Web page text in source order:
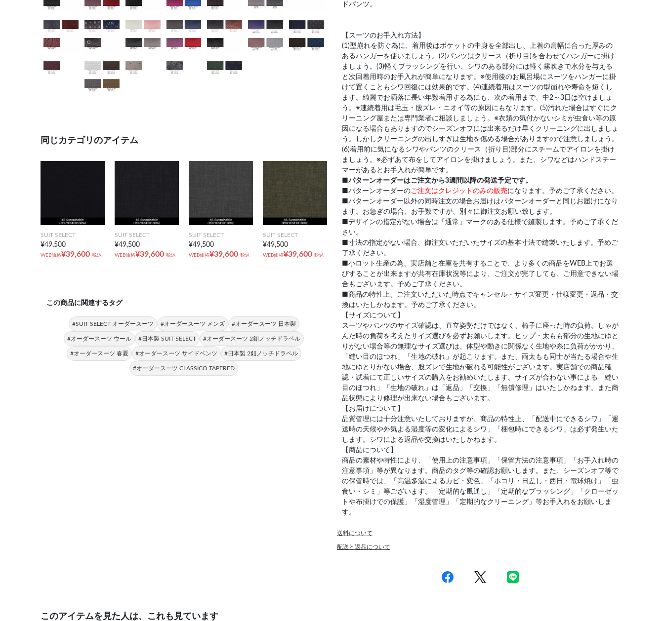
同じカテゴリのアイテム
SUIT SELECT
¥49,500
WEB価格¥39,600 税込
SUIT SELECT
¥49,500
WEB価格¥39,600 税込
SUIT SELECT
¥49,500
WEB価格¥39,600 税込
SUIT SELECT
¥49,500
WEB価格¥39,600 税込
この商品に関連するタグ
#SUIT SELECT オーダースーツ #オーダースーツ メンズ #オーダースーツ 日本製
#オーダースーツ ウール #日本製 SUIT SELECT #オーダースーツ 2釦ノッチドラペル
#オーダースーツ 春夏 #オーダースーツ サイドベンツ #日本製 2釦ノッチドラペル
#オーダースーツ CLASSICO TAPERED
ドパンツ。
【スーツのお手入れ方法】
(1)型崩れを防ぐ為に、着用後はポケットの中身を全部出し、上着の肩幅に合った厚みの
あるハンガーを使いましょう。(2)パンツはクリース（折り目)を合わせてハンガーに掛け
ましょう。(3)軽くブラッシングを行い、シワのある部分には軽く霧吹きで水分を与える
と次回着用時のお手入れが簡単になります。※使用後のお風呂場にスーツをハンガーに掛
けて置くこともシワ回復には効果的です。(4)連続着用はスーツの型崩れや寿命を短くし
ます。綺麗でお洒落に長い年数着用する為にも、次の着用まで、中2～3日は空けましょ
う。※連続着用は毛玉・股ズレ・ニオイ等の原因にもなります。(5)汚れた場合はすぐにク
リーニング屋または専門業者に相談しましょう。※衣類の気付かないシミが虫食い等の原
因になる場合もありますのでシーズンオフには出来るだけ早くクリーニングに出しましょ
う。しかしクリーニングの出しすぎは生地を傷める場合がありますので注意しましょう。
(6)着用前に気になるシワやパンツのクリース（折り目)部分にスチームでアイロンを掛け
ましょう。※必ずあて布をしてアイロンを掛けましょう。また、シワなどはハンドスチー
マーがあるとお手入れが簡単です。
パターンオーダーはご注文から3週間以降の発送予定です。
■パターンオーダーのご注文はクレジットのみの販売になります。予めご了承ください。
■パターンオーダー以外の同時注文の場合お届けはパターンオーダーと同じお届けになり
ます。お急ぎの場合、お手数ですが、別々に御注文お願い致します。
■デザインの指定がない場合は「通常」マークのある仕様で縫製します。予めご了承くだ
さい。
■寸法の指定がない場合、御注文いただいたサイズの基本寸法で縫製いたします。予めご
了承ください。
■小ロット生産の為、実店舗と在庫を共有することで、より多くの商品をWEB上でお選
びすることが出来ますが共有在庫状況等により、ご注文が完了しても、ご用意できない場
合もございます。予めご了承ください。
■商品の特性上、ご注文いただいた時点でキャンセル・サイズ変更・仕様変更・返品・交
換はいたしかねます。予めご了承ください。
【サイズについて】
スーツやパンツのサイズ確認は、直立姿勢だけではなく、椅子に座った時の負荷。しゃが
んだ時の負荷を考えたサイズ選びを必ずお願いします。ヒップ・太もも部分の生地にゆと
りがない場合等の無理なサイズ選びは、体型や動きに関係なく生地や糸に負荷がかかり、
「縫い目のほつれ」「生地の破れ」が起こります。また、両太もも同士が当たる場合や生
地にゆとりがない場合、股ズレで生地が破れる可能性がございます。実店舗での商品確
認・試着にて正しいサイズの購入をお勧めいたします。サイズが合わない事による「縫い
目のほつれ」「生地の破れ」は「返品」「交換」「無償修理」はいたしかねます。また商
品状態により修理が出来ない場合もございます。
【お届けについて】
品質管理には十分注意いたしておりますが、商品の特性上、「配送中にできるシワ」「運
送時の天候や外気よる湿度等の変化によるシワ」「梱包時にできるシワ」は必ず発生いた
します。シワによる返品や交換はいたしかねます。
【商品について】
商品の素材や特性により、「使用上の注意事項」「保管方法の注意事項」「お手入れ時の
注意事項」等が異なります。商品のタグ等の確認お願いします。また、シーズンオフ等で
の保管時では、「高温多湿によるカビ・変色」「ホコリ・日差し・西日・電球焼け」「虫
食い・シミ」等ございます。「定期的な風通し」「定期的なブラッシング」「クローゼッ
トや布掛けでの保護」「湿度管理」「定期的なクリーニング」等お手入れをお願いしま
す。
送料について
配送と返品について
このアイテムを見た人は、これも見ています